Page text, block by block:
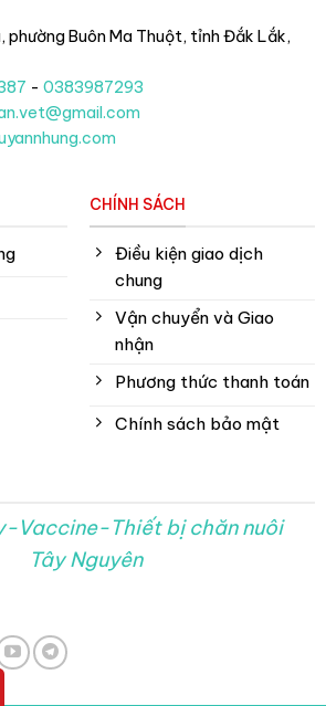
phường Buôn Ma Thuột, tỉnh Đắk Lắk,
- 0383987293
CHÍNH SÁCH
Điều kiện giao dịch
chung
Vận chuyển và Giao
nhận
Phương thức thanh toán
Chính sách bảo mật
Vaccine-Thiết bị chăn nuôi
Tây Nguyên